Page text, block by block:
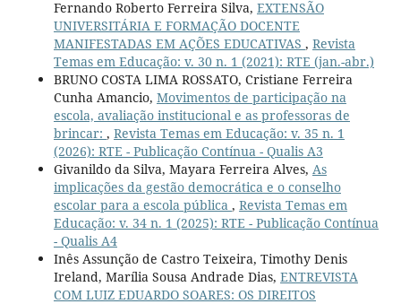
Fernando Roberto Ferreira Silva, EXTENSÃO
UNIVERSITÁRIA E FORMAÇÃO DOCENTE
MANIFESTADAS EM AÇÕES EDUCATIVAS , Revista
Temas em Educação: v. 30 n. 1 (2021): RTE (jan.-abr.)
BRUNO COSTA LIMA ROSSATO, Cristiane Ferreira
Cunha Amancio, Movimentos de participação na
escola, avaliação institucional e as professoras de
brincar: , Revista Temas em Educação: v. 35 n. 1
(2026): RTE - Publicação Contínua - Qualis A3
Givanildo da Silva, Mayara Ferreira Alves, As
implicações da gestão democrática e o conselho
escolar para a escola pública , Revista Temas em
Educação: v. 34 n. 1 (2025): RTE - Publicação Contínua
- Qualis A4
Inês Assunção de Castro Teixeira, Timothy Denis
Ireland, Marília Sousa Andrade Dias, ENTREVISTA
COM LUIZ EDUARDO SOARES: OS DIREITOS